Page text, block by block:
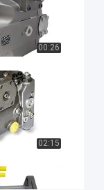
الهيدروليكية
الرئيسية,مضخة
مكبس
ريكسروث,مضخات
ريكسروث
الهيدروليكية
Piston
00:26
02:15